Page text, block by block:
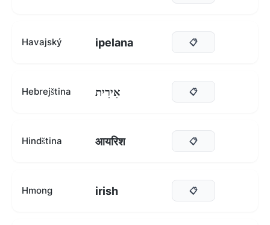
Havajský ipelana 📋
Hebrejština אִירִית 📋
Hindština आयरिश 📋
Hmong irish 📋